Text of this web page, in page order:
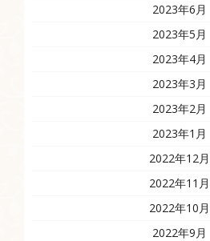
2023年6月
2023年5月
2023年4月
2023年3月
2023年2月
2023年1月
2022年12月
2022年11月
2022年10月
2022年9月